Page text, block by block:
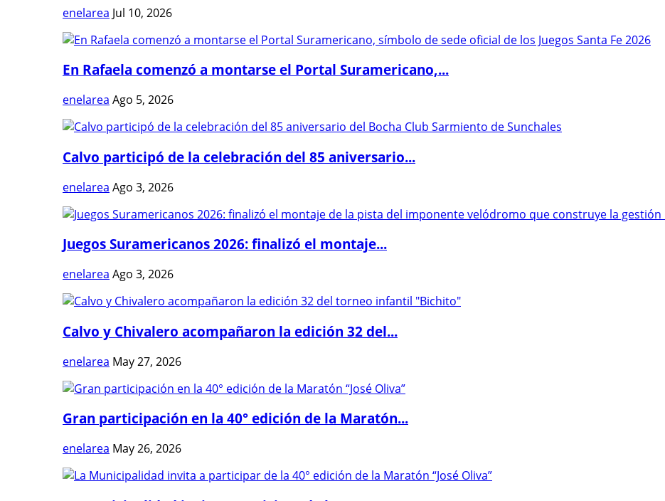
enelarea Jul 10, 2026
En Rafaela comenzó a montarse el Portal Suramericano,...
enelarea Ago 5, 2026
Calvo participó de la celebración del 85 aniversario...
enelarea Ago 3, 2026
Juegos Suramericanos 2026: finalizó el montaje...
enelarea Ago 3, 2026
Calvo y Chivalero acompañaron la edición 32 del...
enelarea May 27, 2026
Gran participación en la 40° edición de la Maratón...
enelarea May 26, 2026